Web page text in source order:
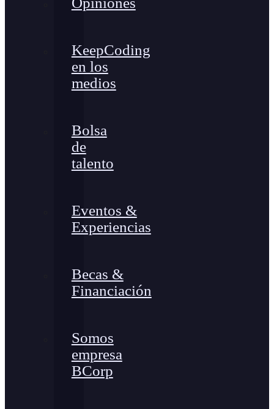
KeepCoding
en los
medios
Bolsa
de
talento
Eventos &
Experiencias
Becas &
Financiación
Somos
empresa
BCorp